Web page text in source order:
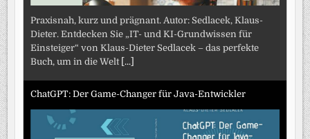
Praxisnah, kurz und prägnant. Autor: Sedlacek, Klaus-
Dieter. Entdecken Sie „IT- und KI-Grundwissen für
Einsteiger“ von Klaus-Dieter Sedlacek – das perfekte
Buch, um in die Welt [...]
ChatGPT: Der Game-Changer für Java-Entwickler